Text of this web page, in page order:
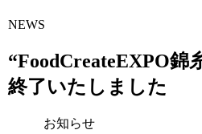
NEWS
“FoodCreateEXPO錦
終了いたしました
お知らせ